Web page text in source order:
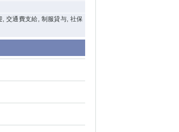
交通費支給, 制服貸与, 社保